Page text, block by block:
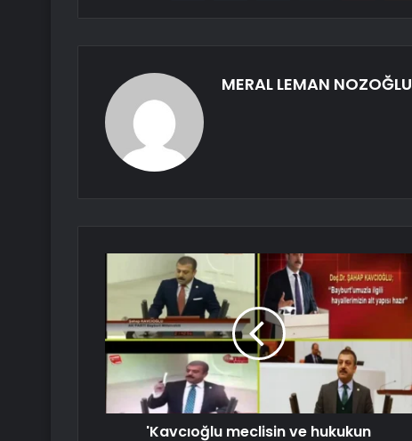
MERAL LEMAN NOZOĞLU
'Kavcıoğlu meclisin ve hukukun